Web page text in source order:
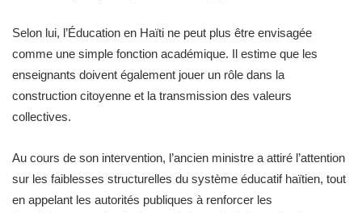
Selon lui, l’Éducation en Haïti ne peut plus être envisagée
comme une simple fonction académique. Il estime que les
enseignants doivent également jouer un rôle dans la
construction citoyenne et la transmission des valeurs
collectives.
Au cours de son intervention, l’ancien ministre a attiré l’attention
sur les faiblesses structurelles du système éducatif haïtien, tout
en appelant les autorités publiques à renforcer les